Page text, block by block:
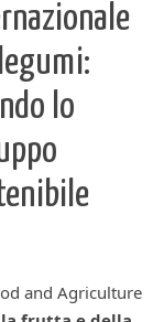
lo
and Agriculture